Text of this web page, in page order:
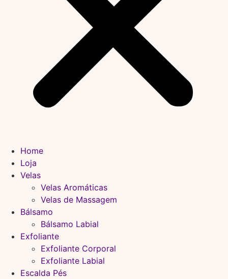
Home
Loja
Velas
Velas Aromáticas
Velas de Massagem
Bálsamo
Bálsamo Labial
Exfoliante
Exfoliante Corporal
Exfoliante Labial
Escalda Pés